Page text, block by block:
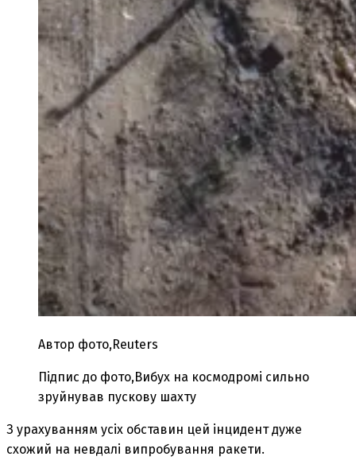
Автор фото,Reuters
Підпис до фото,Вибух на космодромі сильно
зруйнував пускову шахту
З урахуванням усіх обставин цей інцидент дуже
схожий на невдалі випробування ракети.